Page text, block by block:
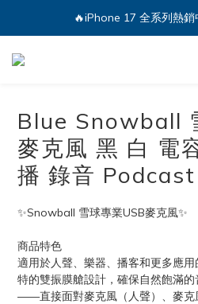
🔥iPhone 17 全系列熱
💕加入Q哥 Line 新好
Blue Snowball
麥克風 黑 白 電
播 錄音
✨Snowball 雪球專業USB麥克風✨
商品特色
適用於人聲、樂器、播客和更多應
特的雙振膜艙設計，確保自然飽滿
——直接面對麥克風（人聲）、麥克